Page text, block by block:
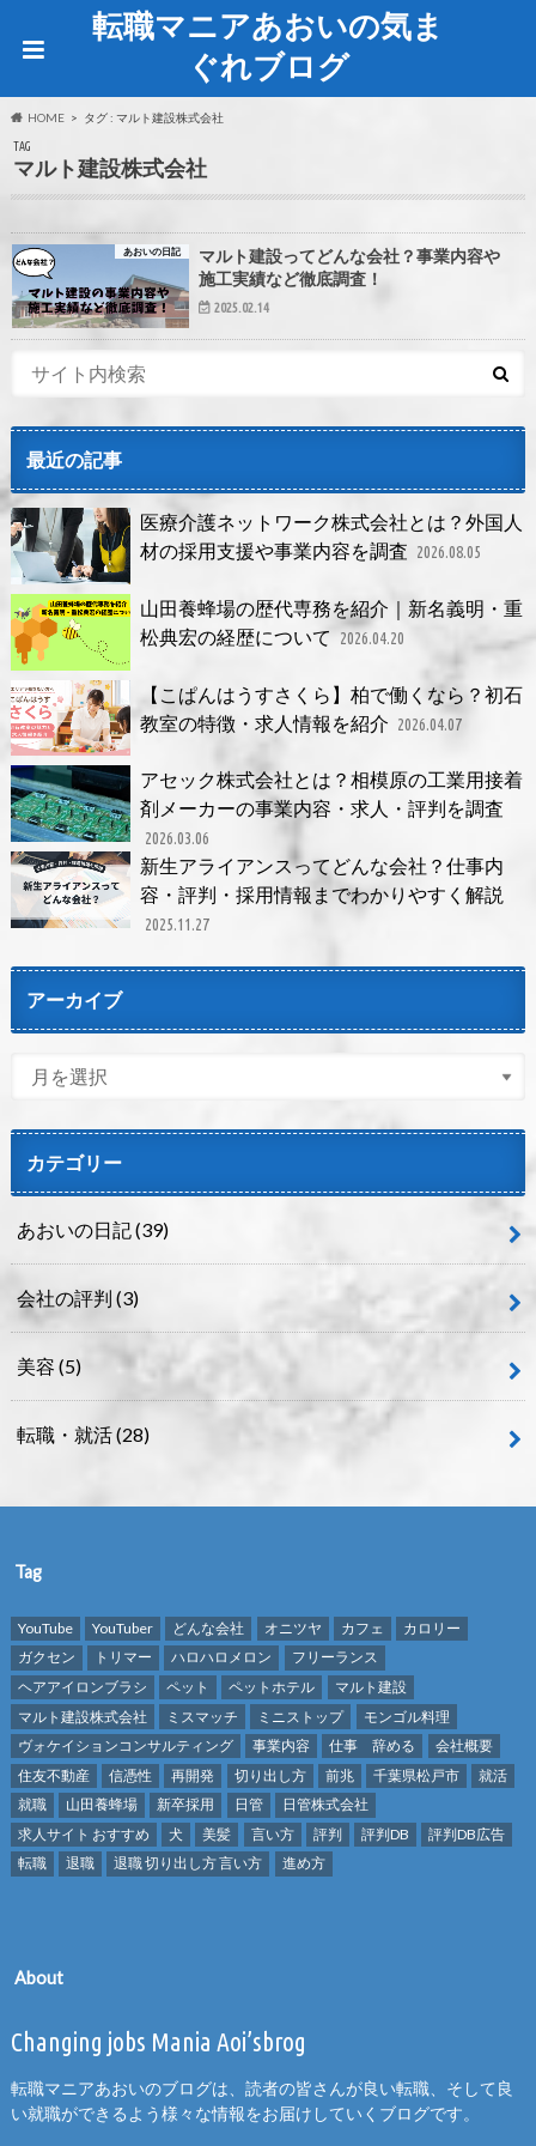
転職マニアあおいの気ま
ぐれブログ
HOME タグ : マルト建設株式会社
TAG
マルト建設株式会社
あおいの日記
マルト建設ってどんな会社？事業内容や
施工実績など徹底調査！
2025.02.14
最近の記事
医療介護ネットワーク株式会社とは？外国人
材の採用支援や事業内容を調査 2026.08.05
山田養蜂場の歴代専務を紹介｜新名義明・重
松典宏の経歴について
2026.04.20
【こぱんはうすさくら】柏で働くなら？初石
教室の特徴・求人情報を紹介 2026.04.07
アセック株式会社とは？相模原の工業用接着
剤メーカーの事業内容・求人・評判を調査
2026.03.06
新生アライアンスってどんな会社？仕事内
容・評判・採用情報までわかりやすく解説
2025.11.27
アーカイブ
カテゴリー
あおいの日記(39)
会社の評判 (3)
美容 (5)
転職・就活(28)
Tag
YouTube YouTuber どんな会社 オニツヤ カフェ
カロリー
ガクセン
トリマー ハロハロメロン
フリーランス
ヘアアイロンブラシ
ペット ペットホテル
マルト建設
マルト建設株式会社
ミスマッチ ミニストップ
モンゴル料理
ヴォケイションコンサルティング
事業内容 仕事 辞める
会社概要
住友不動産
信憑性 再開発 切り出し方 前兆 千葉県松戸市
就活
就職
山田養蜂場 新卒採用 日管
日管株式会社
求人サイト おすすめ
犬 美髪 言い方 評判 評判DB
評判DB広告
転職
退職 退職 切り出し方 言い方 進め方
About
Changing jobs Mania Aoi’sbrog
転職マニアあおいのブログは、読者の皆さんが良い転職、そして良
い就職ができるよう様々な情報をお届けしていくブログです。